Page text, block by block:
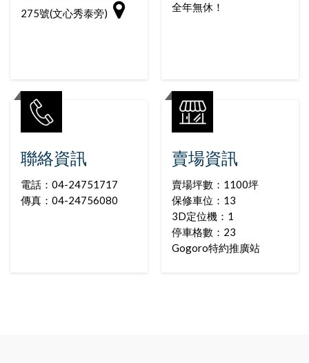
275號(文心秀泰旁)
全年無休！
聯絡資訊
電話：04-24751717
傳真：04-24756080
賣場資訊
賣場坪數：1100坪
保修車位：13
3D定位機：1
停車格數：23
Gogoro特約推廣站